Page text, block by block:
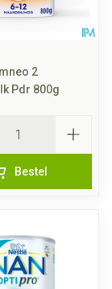
2
Pdr 800g
Bestel